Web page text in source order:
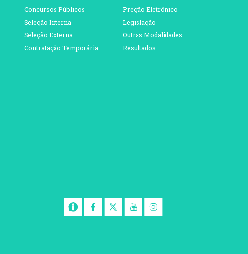
Concursos Públicos
Seleção Interna
Seleção Externa
Contratação Temporária
Pregão Eletrônico
Legislação
Outras Modalidades
Resultados